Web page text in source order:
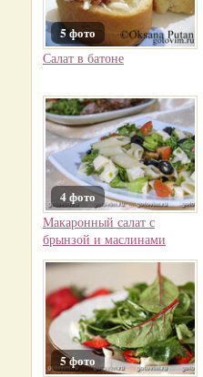
5 фото
Салат в батоне
4 фото
Макаронный салат с
брынзой и маслинами
5 фото